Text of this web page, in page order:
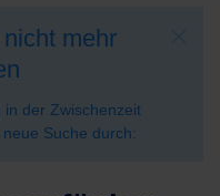
mehr
der Zwischenzeit
Suche durch: